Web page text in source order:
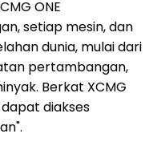
ONE
setiap mesin, dan
dunia, mulai dari
pertambangan,
Berkat XCMG
diakses